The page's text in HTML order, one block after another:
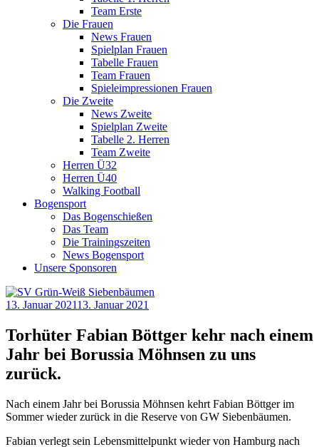
Team Erste
Die Frauen
News Frauen
Spielplan Frauen
Tabelle Frauen
Team Frauen
Spieleimpressionen Frauen
Die Zweite
News Zweite
Spielplan Zweite
Tabelle 2. Herren
Team Zweite
Herren Ü32
Herren Ü40
Walking Football
Bogensport
Das Bogenschießen
Das Team
Die Trainingszeiten
News Bogensport
Unsere Sponsoren
13. Januar 202113. Januar 2021
Torhüter Fabian Böttger kehr nach einem
Jahr bei Borussia Möhnsen zu uns
zurück.
Nach einem Jahr bei Borussia Möhnsen kehrt Fabian Böttger im
Sommer wieder zurück in die Reserve von GW Siebenbäumen.
Fabian verlegt sein Lebensmittelpunkt wieder von Hamburg nach